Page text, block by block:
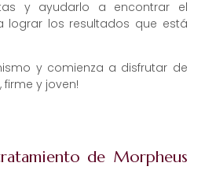
y ayudarlo a encontrar el
lograr los resultados que está
y comienza a disfrutar de
y joven!
de Morpheus